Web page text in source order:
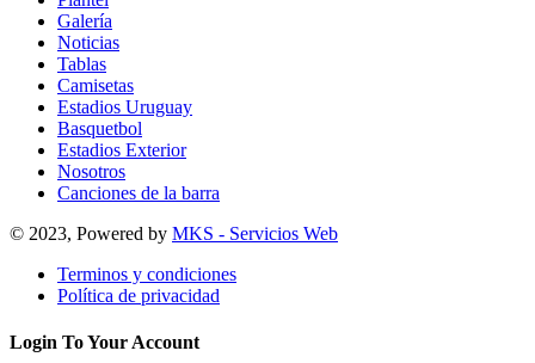
Galería
Noticias
Tablas
Camisetas
Estadios Uruguay
Basquetbol
Estadios Exterior
Nosotros
Canciones de la barra
© 2023, Powered by MKS - Servicios Web
Terminos y condiciones
Política de privacidad
Login To Your Account